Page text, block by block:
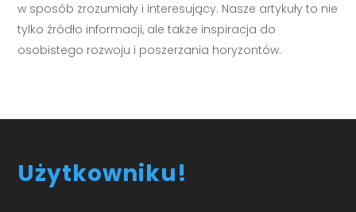
w sposób zrozumiały i interesujący. Nasze artykuły to nie
tylko źródło informacji, ale także inspiracja do
osobistego rozwoju i poszerzania horyzontów.
Użytkowniku!